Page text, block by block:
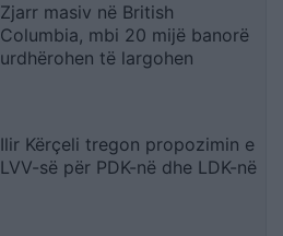
Zjarr masiv në British
Columbia, mbi 20 mijë banorë
urdhërohen të largohen
Ilir Kërçeli tregon propozimin e
LVV-së për PDK-në dhe LDK-në